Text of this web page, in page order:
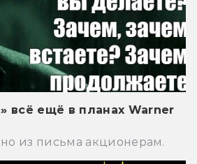
всё ещё в планах Warner
из письма акционерам.